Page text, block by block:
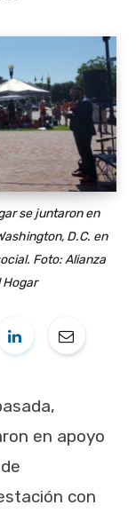
se juntaron en
D.C. en
Foto: Alianza
Hogar
en apoyo
con